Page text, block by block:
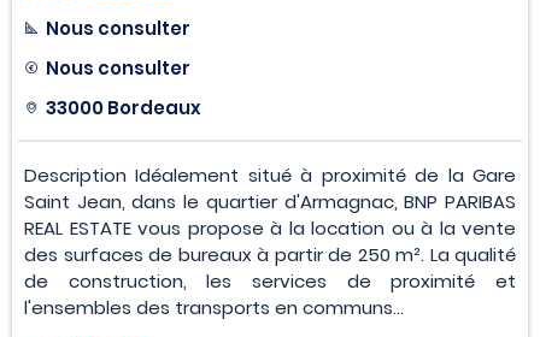
Nous consulter
Nous consulter
33000 Bordeaux
Description Idéalement situé à proximité de la Gare
Saint Jean, dans le quartier d'Armagnac, BNP PARIBAS
REAL ESTATE vous propose à la location ou à la vente
des surfaces de bureaux à partir de 250 m². La qualité
de construction, les services de proximité et
l'ensembles des transports en communs...